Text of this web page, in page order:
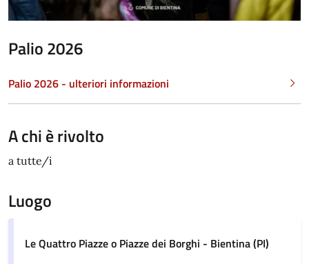
Palio 2026
Palio 2026 - ulteriori informazioni
A chi è rivolto
a tutte/i
Luogo
Le Quattro Piazze o Piazze dei Borghi - Bientina (PI)